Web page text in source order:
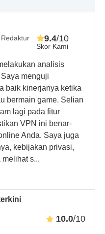
Redaktur
Skor Kami
9.4/10
analisis
menguji
baik kinerjanya ketika
bermain game. Selian
lagi pada fitur
VPN ini benar-
Anda. Saya juga
kebijakan privasi,
s...
10.0/10